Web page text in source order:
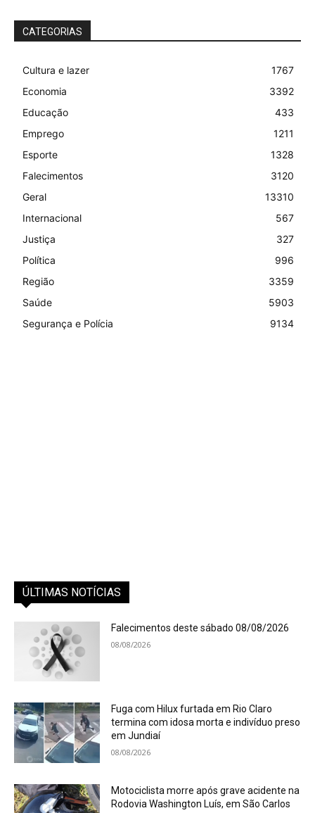
CATEGORIAS
Cultura e lazer
1767
Economia
3392
Educação
433
Emprego
1211
Esporte
1328
Falecimentos
3120
Geral
13310
Internacional
567
Justiça
327
Política
996
Região
3359
Saúde
5903
Segurança e Polícia
9134
ÚLTIMAS NOTÍCIAS
Falecimentos deste sábado 08/08/2026
08/08/2026
Fuga com Hilux furtada em Rio Claro
termina com idosa morta e indivíduo preso
em Jundiaí
08/08/2026
Motociclista morre após grave acidente na
Rodovia Washington Luís, em São Carlos